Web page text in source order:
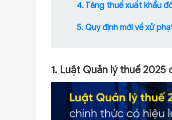
4. Tăng thuế xuất khẩu
5. Quy định mới về xử
1. Luật Quản lý thuế